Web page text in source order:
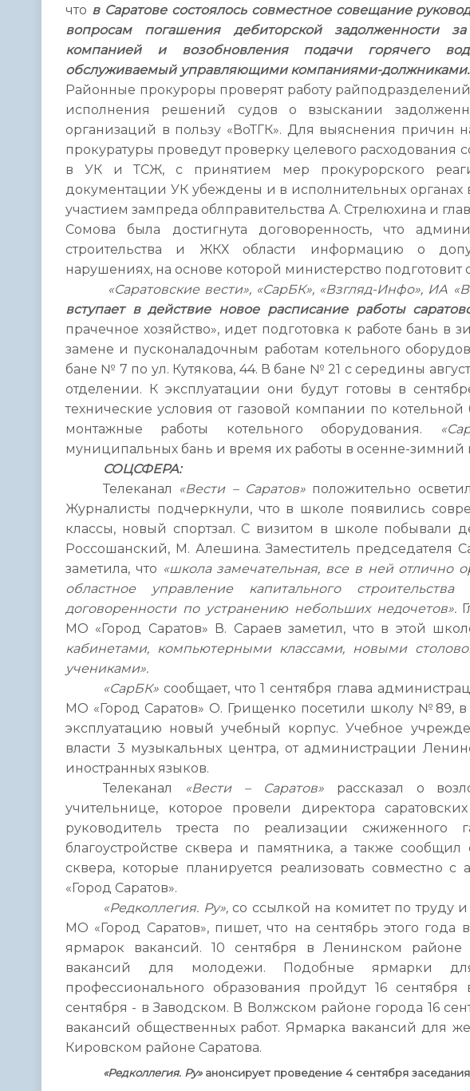
что в Саратове состоялось совместное совещание
вопросам погашения дебиторской задолженности
компанией и возобновления подачи горячего
обслуживаемый управляющими компаниями-должниками.
Районные прокуроры проверят работу
исполнения решений судов о взыскании
организаций в пользу «ВоТГК». Для выяснения причин
прокуратуры проведут проверку целевого расходования
в УК и ТСЖ, с принятием мер прокурорского
документации УК убеждены и в исполнительных органах
участием зампреда облправительства А. Стрелюхина и
Сомова была достигнута договоренность, что
строительства и ЖКХ области информацию о
нарушениях, на основе которой министерство подготовит
«Саратовские вести», «СарБК», «Взгляд-Инфо», ИА
вступает в действие новое расписание работы
прачечное хозяйство», идет подготовка к работе бань
замене и пусконаладочным работам котельного
бане № 7 по ул. Кутякова, 44. В бане № 21 с середины
отделении. К эксплуатации они будут готовы в
технические условия от газовой компании по
монтажные работы котельного оборудования.
муниципальных бань и время их работы в осенне-зимний
СОЦСФЕРА:
Телеканал «Вести – Саратов» положительно
Журналисты подчеркнули, что в школе появились
классы, новый спортзал. С визитом в школе побывали
Россошанский, М. Алешина. Заместитель председателя
заметила, что «школа замечательная, все в ней отлично
областное управление капитального
договоренности по устранению небольших недочетов».
МО «Город Саратов» В. Сараев заметил, что в этой
кабинетами, компьютерными классами, новыми
учениками».
«СарБК» сообщает, что 1 сентября глава
МО «Город Саратов» О. Грищенко посетили школу №89,
эксплуатацию новый учебный корпус. Учебное
власти 3 музыкальных центра, от администрации
иностранных языков.
Телеканал
«Вести – Саратов»рассказал о
учительнице, которое провели директора
руководитель треста по реализации сжиженного
благоустройстве сквера и памятника, а также
сквера, которые планируется реализовать совместно
«Город Саратов».
«Редколлегия. Ру»,со ссылкой на комитет по труду
МО «Город Саратов», пишет, что на сентябрь этого года
ярмарок вакансий. 10 сентября в Ленинском районе
вакансий для молодежи. Подобные ярмарки
профессионального образования пройдут 16
сентября - в Заводском. В Волжском районе города 16
вакансий общественных работ. Ярмарка вакансий для
Кировском районе Саратова.
«Редколлегия. Ру» анонсирует проведение 4 сентября